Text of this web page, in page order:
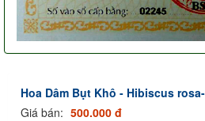
Hoa Dâm Bụt Khô - Hibiscus
Giá bán: 500.000 đ